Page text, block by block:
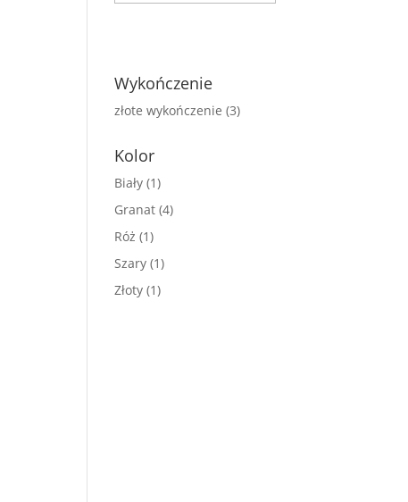
Wykończenie
złote wykończenie (3)
Kolor
Biały (1)
Granat (4)
Róż (1)
Szary (1)
Złoty (1)